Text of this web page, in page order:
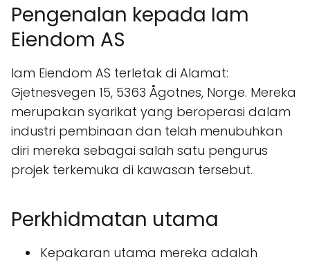
Pengenalan kepada Iam
Eiendom AS
Iam Eiendom AS terletak di Alamat:
Gjetnesvegen 15, 5363 Ågotnes, Norge. Mereka
merupakan syarikat yang beroperasi dalam
industri pembinaan dan telah menubuhkan
diri mereka sebagai salah satu pengurus
projek terkemuka di kawasan tersebut.
Perkhidmatan utama
Kepakaran utama mereka adalah